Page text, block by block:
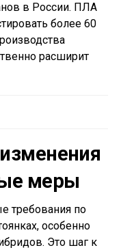
в России. ПЛА
более 60
расширит
меры
требования по
особенно
Это шаг к